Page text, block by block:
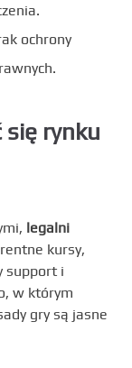
ochrony
rynku
legalni
kursy,
support i
w którym
gry są jasne